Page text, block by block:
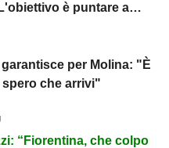
è puntare a
garantisce per Molina: "È
che arrivi"
“Fiorentina, che colpo